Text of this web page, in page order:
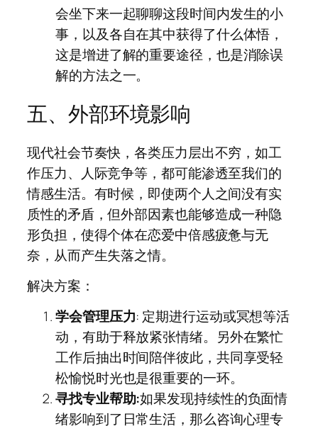
会坐下来一起聊聊这段时间内发生的小
事，以及各自在其中获得了什么体悟，
这是增进了解的重要途径，也是消除误
解的方法之一。
五、外部环境影响
现代社会节奏快，各类压力层出不穷，如工
作压力、人际竞争等，都可能渗透至我们的
情感生活。有时候，即使两个人之间没有实
质性的矛盾，但外部因素也能够造成一种隐
形负担，使得个体在恋爱中倍感疲惫与无
奈，从而产生失落之情。
解决方案：
学会管理压力: 定期进行运动或冥想等活
动，有助于释放紧张情绪。另外在繁忙
工作后抽出时间陪伴彼此，共同享受轻
松愉悦时光也是很重要的一环。
寻找专业帮助:如果发现持续性的负面情
绪影响到了日常生活，那么咨询心理专